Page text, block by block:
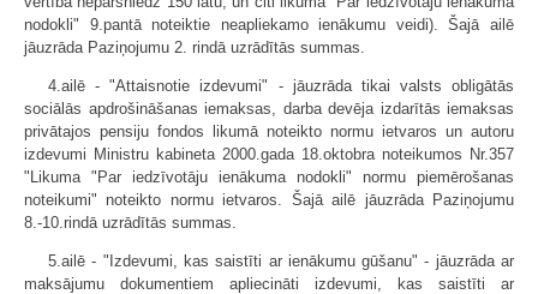
nodokli" 9.pantā noteiktie neapliekamo ienākumu veidi). Šajā ailē
jāuzrāda Paziņojumu 2. rindā uzrādītās summas.
4.ailē - "Attaisnotie izdevumi" - jāuzrāda tikai valsts obligātās
sociālās apdrošināšanas iemaksas, darba devēja izdarītās iemaksas
privātajos pensiju fondos likumā noteikto normu ietvaros un autoru
izdevumi Ministru kabineta 2000.gada 18.oktobra noteikumos Nr.357
"Likuma "Par iedzīvotāju ienākuma nodokli" normu piemērošanas
noteikumi" noteikto normu ietvaros. Šajā ailē jāuzrāda Paziņojumu
8.-10.rindā uzrādītās summas.
5.ailē - "Izdevumi, kas saistīti ar ienākumu gūšanu" - jāuzrāda ar
maksājumu dokumentiem apliecināti izdevumi, kas saistīti ar